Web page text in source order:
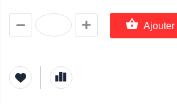
Ajouter